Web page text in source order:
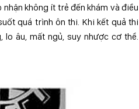
không ít trẻ đến khám và điều
quá trình ôn thi. Khi kết quả thi
âu, mất ngủ, suy nhược cơ thể.